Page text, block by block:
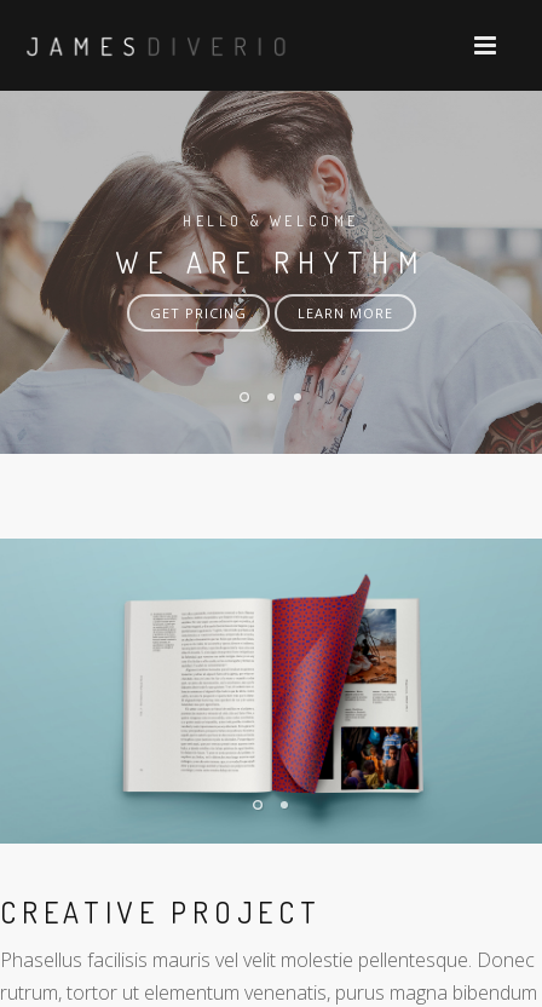
HELLO & WELCOME
WE ARE RHYTHM
GET PRICING LEARN MORE
CREATIVE PROJECT
Phasellus facilisis mauris vel velit molestie pellentesque. Donec
rutrum, tortor ut elementum venenatis, purus magna bibendum